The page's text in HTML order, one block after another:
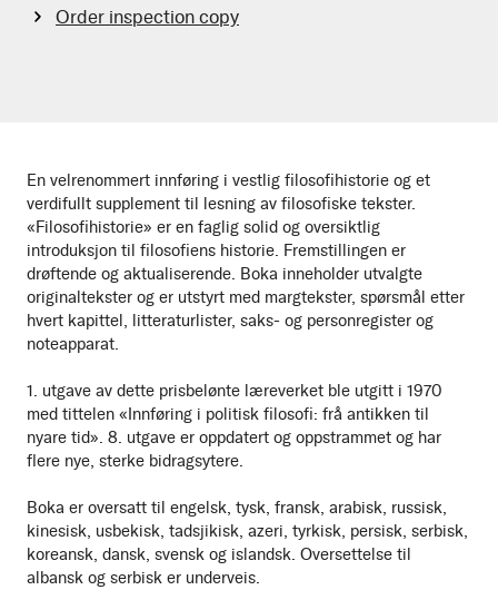
En velrenommert innføring i vestlig filosofihistorie og et
verdifullt supplement til lesning av filosofiske tekster.
«Filosofihistorie» er en faglig solid og oversiktlig
introduksjon til filosofiens historie. Fremstillingen er
drøftende og aktualiserende. Boka inneholder utvalgte
originaltekster og er utstyrt med margtekster, spørsmål etter
hvert kapittel, litteraturlister, saks- og personregister og
noteapparat.
1. utgave av dette prisbelønte læreverket ble utgitt i 1970
med tittelen «Innføring i politisk filosofi: frå antikken til
nyare tid». 8. utgave er oppdatert og oppstrammet og har
flere nye, sterke bidragsytere.
Boka er oversatt til engelsk, tysk, fransk, arabisk, russisk,
kinesisk, usbekisk, tadsjikisk, azeri, tyrkisk, persisk, serbisk,
koreansk, dansk, svensk og islandsk. Oversettelse til
albansk og serbisk er underveis.
Order inspection copy